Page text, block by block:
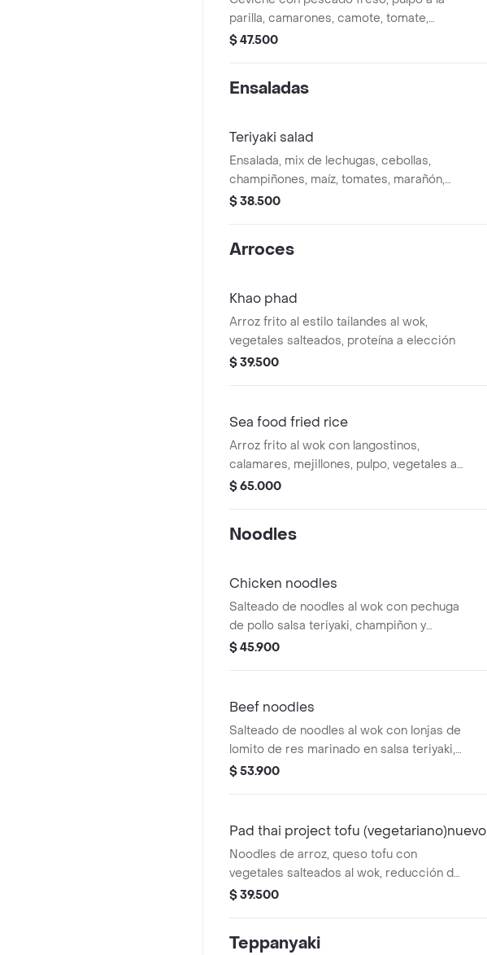
parilla, camarones, camote, tomate,
rocoto, en leche de tigre, tamarindo,
$ 47.500
Ensaladas
Teriyaki salad
Ensalada, mix de lechugas, cebollas,
champiñones, maíz, tomates, marañón,
vinagreta en reducción balsámica,
$ 38.500
Arroces
Khao phad
Arroz frito al estilo tailandes al wok,
vegetales salteados, proteína a elección
$ 39.500
Sea food fried rice
Arroz frito al wok con langostinos,
calamares, mejillones, pulpo, vegetales al
wok, salsa de ostras, salsa teriyaki.
$ 65.000
Noodles
Chicken noodles
Salteado de noodles al wok con pechuga
de pollo salsa teriyaki, champiñon y
vegetales servidos con mango katsura.
$ 45.900
Beef noodles
Salteado de noodles al wok con lonjas de
lomito de res marinado en salsa teriyaki,
sobre vegetales servido con katsura de
$ 53.900
Pad thai project tofu (vegetariano)nuevo
Noodles de arroz, queso tofu con
vegetales salteados al wok, reducción de
tamarindo, maní, limón, proteina adicional
$ 39.500
Teppanyaki